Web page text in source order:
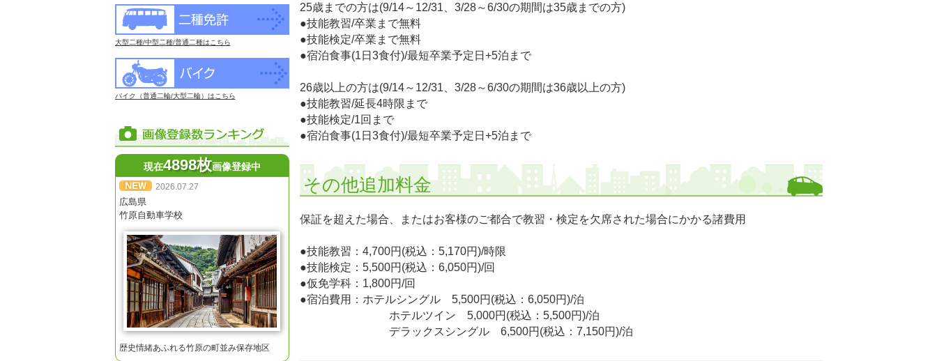
大型二種/中型二種/普通二種はこちら
バイク（普通二輪/大型二輪）はこちら
現在4898枚画像登録中
2026.07.27
広島県
竹原自動車学校
歴史情緒あふれる竹原の町並み保存地区
25歳までの方は(9/14～12/31、3/28～6/30の期間は35歳までの方)
●技能教習/卒業まで無料
●技能検定/卒業まで無料
●宿泊食事(1日3食付)/最短卒業予定日+5泊まで
26歳以上の方は(9/14～12/31、3/28～6/30の期間は36歳以上の方)
●技能教習/延長4時限まで
●技能検定/1回まで
●宿泊食事(1日3食付)/最短卒業予定日+5泊まで
その他追加料金
保証を超えた場合、またはお客様のご都合で教習・検定を欠席された場合にかかる諸費用
●技能教習：4,700円(税込：5,170円)/時限
●技能検定：5,500円(税込：6,050円)/回
●仮免学科：1,800円/回
●宿泊費用：ホテルシングル 5,500円(税込：6,050円)/泊
ホテルツイン 5,000円(税込：5,500円)/泊
デラックスシングル 6,500円(税込：7,150円)/泊